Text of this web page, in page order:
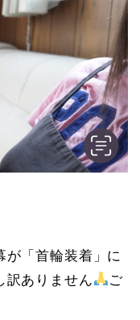
が「首輪装着」に
訳ありません
ご